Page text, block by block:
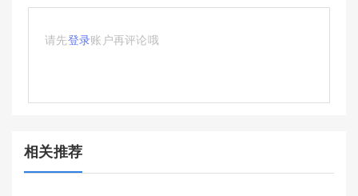
请先登录账户再评论哦
相关推荐